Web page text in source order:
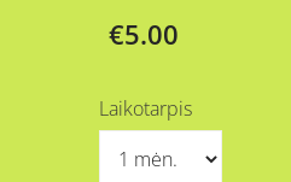
€5.00
Laikotarpis